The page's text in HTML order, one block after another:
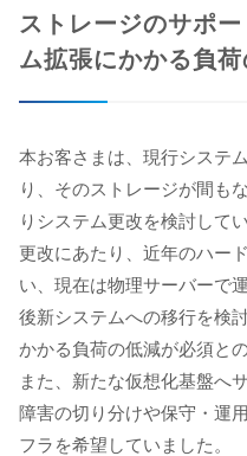
ストレージのサポ
ム拡張にかかる負
本お客さまは、現行システ
り、そのストレージが間も
りシステム更改を検討して
更改にあたり、近年のハー
い、現在は物理サーバーで
後新システムへの移行を検
かかる負荷の低減が必須と
また、新たな仮想化基盤へ
障害の切り分けや保守・運
フラを希望していました。